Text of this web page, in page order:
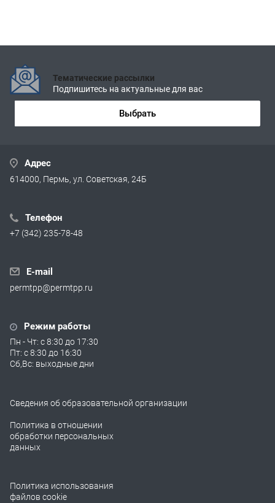
Тематические рассылки
Подпишитесь на актуальные для вас
Выбрать
Адрес
614000, Пермь, ул. Советская, 24Б
Телефон
+7 (342) 235-78-48
E-mail
permtpp@permtpp.ru
Режим работы
Пн - Чт: с 8:30 до 17:30
Пт: с 8:30 до 16:30
Сб,Вс: выходные дни
Сведения об образовательной организации
Политика в отношении
обработки персональных
данных
Политика использования
файлов cookie